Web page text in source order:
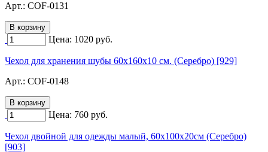
Арт.: COF-0131
Цена: 1020 руб.
Чехол для хранения шубы 60х160х10 см. (Серебро) [929]
Арт.: COF-0148
Цена: 760 руб.
Чехол двойной для одежды малый, 60х100х20см (Серебро)
[903]